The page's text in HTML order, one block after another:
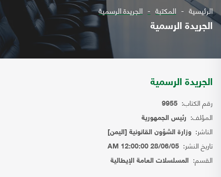
الرئيسية المكتبة الجريدة الرسمية
الجريدة الرسمية
الجريدة الرسمية
رقم الكتاب: 9955
المؤلف: رئيس الجمهورية
الناشر: وزارة الشؤون القانونية [اليمن]
تاريخ النشر: 28/06/05 12:00:00 AM
القسم: المسلسلات العامة الإيطالية